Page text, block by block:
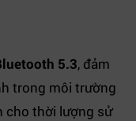
5.3, đảm
trong môi trường
cho thời lượng sử